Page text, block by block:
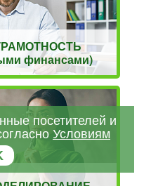
финансами)
посетителей и
Условиям